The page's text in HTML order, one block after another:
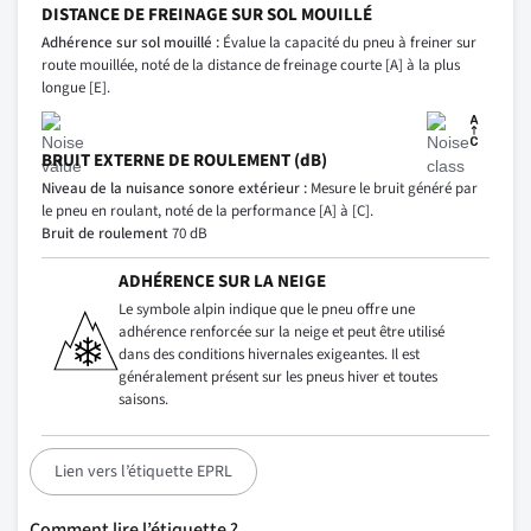
DISTANCE DE FREINAGE SUR SOL MOUILLÉ
Adhérence sur sol mouillé : Évalue la capacité du pneu à freiner sur
route mouillée, noté de la distance de freinage courte [A] à la plus
longue [E].
BRUIT EXTERNE DE ROULEMENT (dB)
Niveau de la nuisance sonore extérieur : Mesure le bruit généré par
le pneu en roulant, noté de la performance [A] à [C].
Bruit de roulement70 dB
ADHÉRENCE SUR LA NEIGE
Le symbole alpin indique que le pneu offre une
adhérence renforcée sur la neige et peut être utilisé
dans des conditions hivernales exigeantes. Il est
généralement présent sur les pneus hiver et toutes
saisons.
Lien vers l’étiquette EPRL